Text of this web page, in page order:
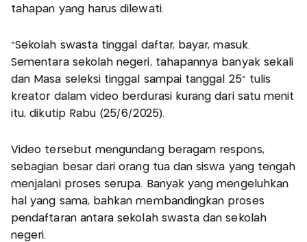
tahapan yang harus dilewati.
“Sekolah swasta tinggal daftar, bayar, masuk.
Sementara sekolah negeri, tahapannya banyak sekali
dan Masa seleksi tinggal sampai tanggal 25” tulis
kreator dalam video berdurasi kurang dari satu menit
itu, dikutip Rabu (25/6/2025).
Video tersebut mengundang beragam respons,
sebagian besar dari orang tua dan siswa yang tengah
menjalani proses serupa. Banyak yang mengeluhkan
hal yang sama, bahkan membandingkan proses
pendaftaran antara sekolah swasta dan sekolah
negeri.